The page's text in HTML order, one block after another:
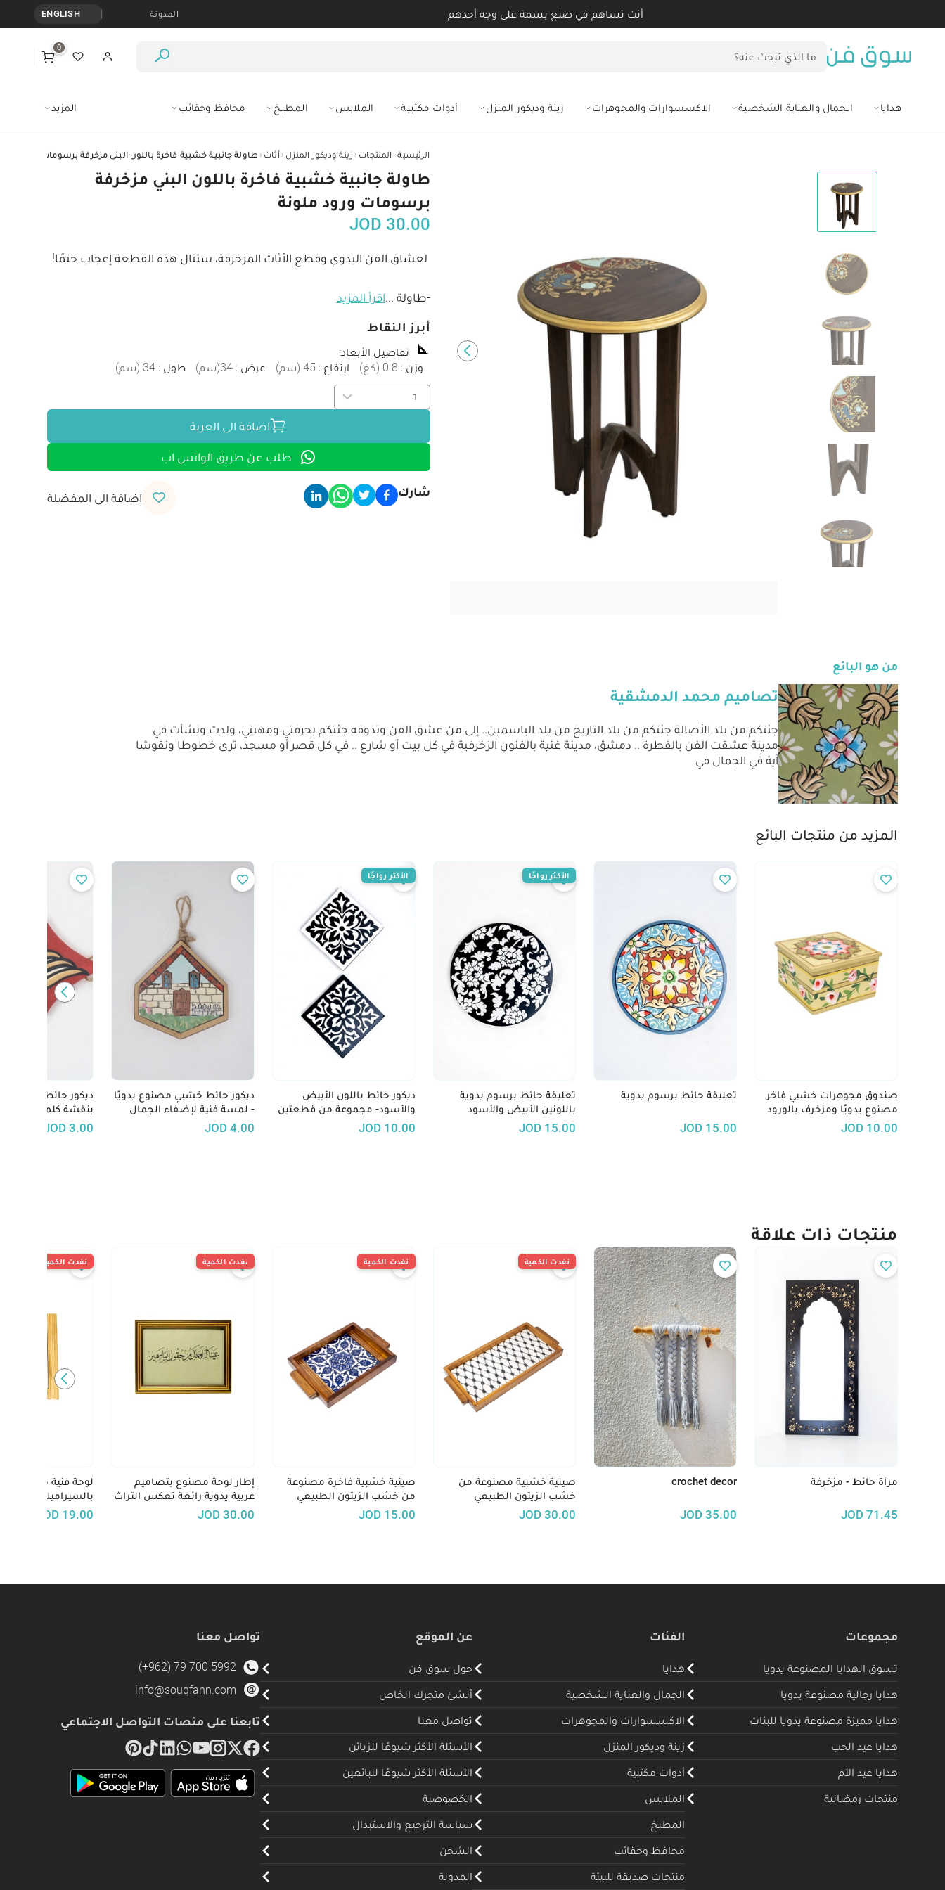
أنت تساهم في صنع بسمة على وجه أحدهم المدونة ENGLISH
0
هدايا الجمال والعناية الشخصية الاكسسوارات والمجوهرات زينة وديكور المنزل أدوات مكتبية الملابس المطبخ محافظ وحقائب المزيد
الرئيسية ‹ المنتجات ‹ زينة وديكور المنزل ‹ أثاث ‹
طاولة جانبية خشبية فاخرة باللون البني مزخرفة
برسومات ورود ملونة
JOD 30.00
-طاولة ...اقرأ المزيد
أبرز النقاط
تفاصيل الأبعاد:
وزن :
0.8
(كغ) ارتفاع :
45
(سم) عرض :
34
(سم) طول :
34
(سم)
اضافة الى العربة
طلب عن طريق الواتس اب
شارك اضافة الى المفضلة
من هو البائع
تصاميم محمد الدمشقية
جئتكم من بلد الأصالة جئتكم من بلد التاريخ من بلد الياسمين.. إلى من عشق الفن وتذوقه جئتكم بحرفتي ومهنتي، ولدت ونشأت في
مدينة عشقت الفن بالفطرة .. دمشق، مدينة غنية بالفنون الزخرفية في كل بيت أو شارع .. في كل قصر أو مسجد، ترى خطوطا ونقوشا
آية في الجمال في
المزيد من منتجات البائع
صندوق مجوهرات خشبي فاخر
مصنوع يدويًا ومزخرف بالورود
10.00
JOD
تعليقة حائط برسوم يدوية
15.00
JOD
تعليقة حائط برسوم يدوية
باللونين الأبيض والأسود
15.00
JOD
الأكثر رواجًا
ديكور حائط باللون الأبيض
والأسود- مجموعة من قطعتين
10.00
JOD
الأكثر رواجًا
ديكور حائط خشبي مصنوع يدويًا
- لمسة فنية لإضفاء الجمال
على منزلك
4.00
JOD
ديكور حائط
بنقشة كلمة الله hand made
3.00
JOD
منتجات ذات علاقة
مرآة حائط - مزخرفة
71.45
JOD
crochet decor
35.00
JOD
صينية خشبية مصنوعة من
خشب الزيتون الطبيعي
30.00
JOD
نفدت الكمية
صينية خشبية فاخرة مصنوعة
من خشب الزيتون الطبيعي
15.00
JOD
نفدت الكمية
إطار لوحة مصنوع بتصاميم
عربية يدوية رائعة تعكس التراث
الفني العربي الأصيل
30.00
JOD
نفدت الكمية
لوحة فنية خشبية
بالسيراميك الملون
الأرض ما يستحق
19.00
JOD
نفدت الكمية
مجموعات
تسوق الهدايا المصنوعة يدويا
هدايا رجالية مصنوعة يدويا
هدايا مميزة مصنوعة يدويا للبنات
هدايا عيد الحب
هدايا عيد الأم
منتجات رمضانية
الفئات
هدايا
الجمال والعناية الشخصية
الاكسسوارات والمجوهرات
زينة وديكور المنزل
أدوات مكتبية
الملابس
المطبخ
محافظ وحقائب
منتجات صديقة للبيئة
عن الموقع
حول سوق فن
أنشئ متجرك الخاص
تواصل معنا
الأسئلة الأكثر شيوعًا للزبائن
الأسئلة الأكثر شيوعًا للبائعين
الخصوصية
سياسة الترجيع والاستبدال
الشحن
المدونة
تواصل معنا
(+962) 79 700 5992
info@souqfann.com
تابعنا على منصات التواصل الاجتماعي